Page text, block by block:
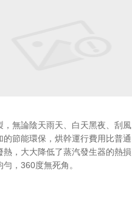
無論陰天雨天、白天黑夜、刮風
節能環保，烘幹運行費用比普通
，大大降低了蒸汽發生器的熱損
，360度無死角。